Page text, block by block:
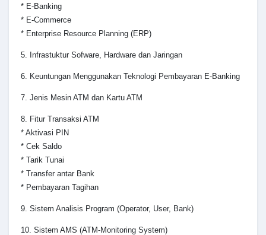
* E-Banking
* E-Commerce
* Enterprise Resource Planning (ERP)
5. Infrastuktur Sofware, Hardware dan Jaringan
6. Keuntungan Menggunakan Teknologi Pembayaran E-Banking
7. Jenis Mesin ATM dan Kartu ATM
8. Fitur Transaksi ATM
* Aktivasi PIN
* Cek Saldo
* Tarik Tunai
* Transfer antar Bank
* Pembayaran Tagihan
9. Sistem Analisis Program (Operator, User, Bank)
10. Sistem AMS (ATM-Monitoring System)